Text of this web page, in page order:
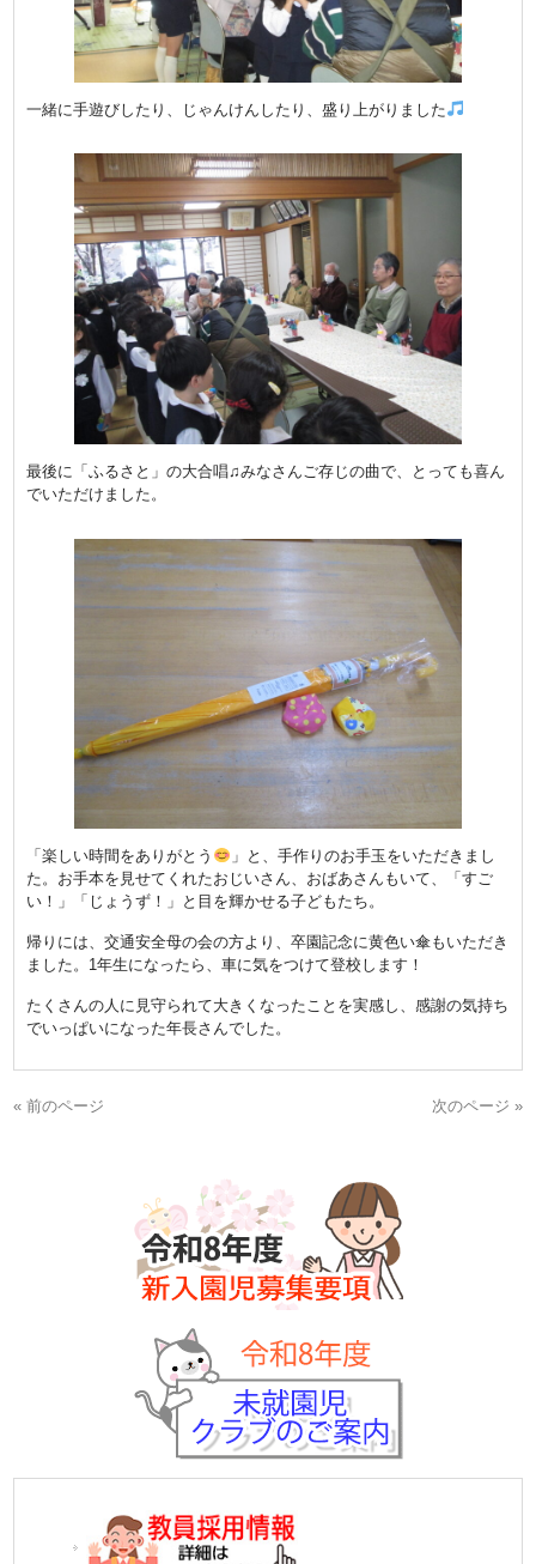
一緒に手遊びしたり、じゃんけんしたり、盛り上がりました
最後に「ふるさと」の大合唱♫みなさんご存じの曲で、とっても喜ん
でいただけました。
「楽しい時間をありがとう
」と、手作りのお手玉をいただきまし
た。お手本を見せてくれたおじいさん、おばあさんもいて、「すご
い！」「じょうず！」と目を輝かせる子どもたち。
帰りには、交通安全母の会の方より、卒園記念に黄色い傘もいただき
ました。1年生になったら、車に気をつけて登校します！
たくさんの人に見守られて大きくなったことを実感し、感謝の気持ち
でいっぱいになった年長さんでした。
« 前のページ 次のページ »